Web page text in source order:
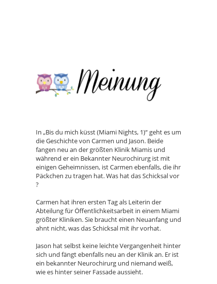
In „Bis du mich küsst (Miami Nights, 1)“ geht es um
die Geschichte von Carmen und Jason. Beide
fangen neu an der größten Klinik Miamis und
während er ein Bekannter Neurochirurg ist mit
einigen Geheimnissen, ist Carmen ebenfalls, die ihr
Päckchen zu tragen hat. Was hat das Schicksal vor
?
Carmen hat ihren ersten Tag als Leiterin der
Abteilung für Öffentlichkeitsarbeit in einem Miami
größter Kliniken. Sie braucht einen Neuanfang und
ahnt nicht, was das Schicksal mit ihr vorhat.
Jason hat selbst keine leichte Vergangenheit hinter
sich und fängt ebenfalls neu an der Klinik an. Er ist
ein bekannter Neurochirurg und niemand weiß,
wie es hinter seiner Fassade aussieht.